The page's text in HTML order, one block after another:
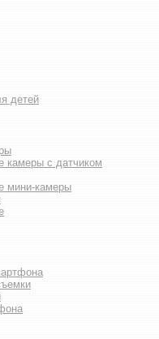
детей
камеры с датчиком
мини-камеры